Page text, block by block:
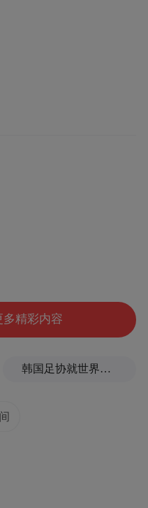
竣工。
多精彩内容
韩国足协就世界杯失利发布致歉信